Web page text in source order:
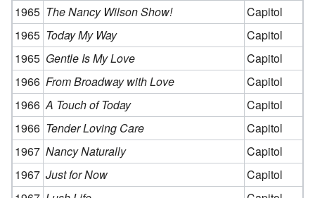
1965 The Nancy Wilson Show!
Capitol
1965 Today My Way
Capitol
1965 Gentle Is My Love
Capitol
1966 From Broadway with Love
Capitol
1966 A Touch of Today
Capitol
1966 Tender Loving Care
Capitol
1967 Nancy Naturally
Capitol
1967 Just for Now
Capitol